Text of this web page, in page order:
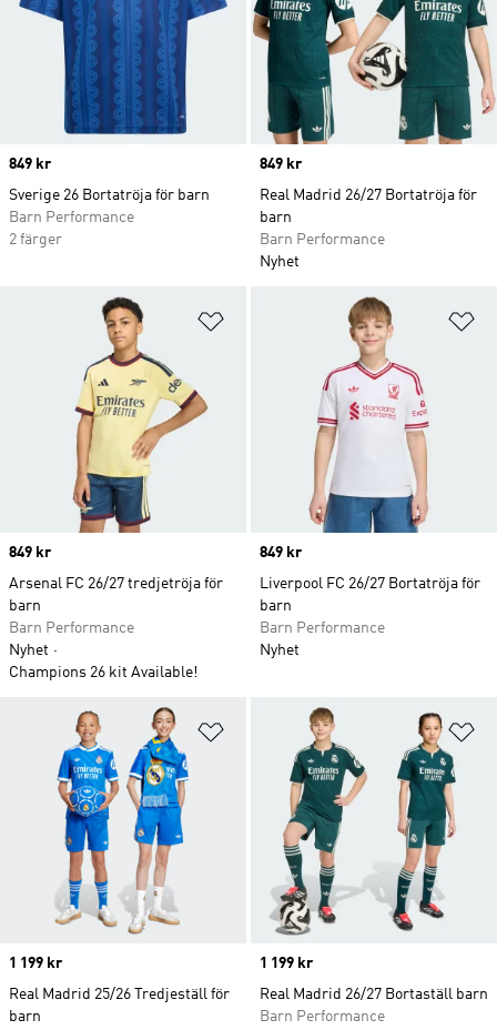
Price
849 kr
Sverige 26 Bortatröja för barn
Barn Performance
2 färger
Price
849 kr
Real Madrid 26/27 Bortatröja för
barn
Barn Performance
Nyhet
Lägg till på önskelistan
Price
849 kr
Arsenal FC 26/27 tredjetröja för
barn
Barn Performance
Nyhet
Champions 26 kit Available!
Price
849 kr
Liverpool FC 26/27 Bortatröja för
barn
Barn Performance
Nyhet
Lägg till på önskelistan
Price
1 199 kr
Real Madrid 25/26 Tredjeställ för
barn
Price
1 199 kr
Real Madrid 26/27 Bortaställ barn
Barn Performance